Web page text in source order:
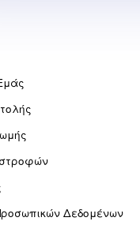
Δεδομένων